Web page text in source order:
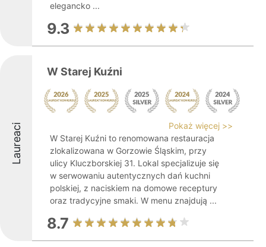
elegancko ...
9.3
Laureaci
W Starej Kuźni
Pokaż więcej >>
W Starej Kuźni to renomowana restauracja
zlokalizowana w Gorzowie Śląskim, przy
ulicy Kluczborskiej 31. Lokal specjalizuje się
w serwowaniu autentycznych dań kuchni
polskiej, z naciskiem na domowe receptury
oraz tradycyjne smaki. W menu znajdują ...
8.7